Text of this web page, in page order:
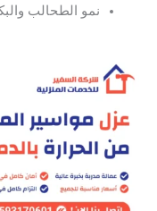
نمو الطحالب